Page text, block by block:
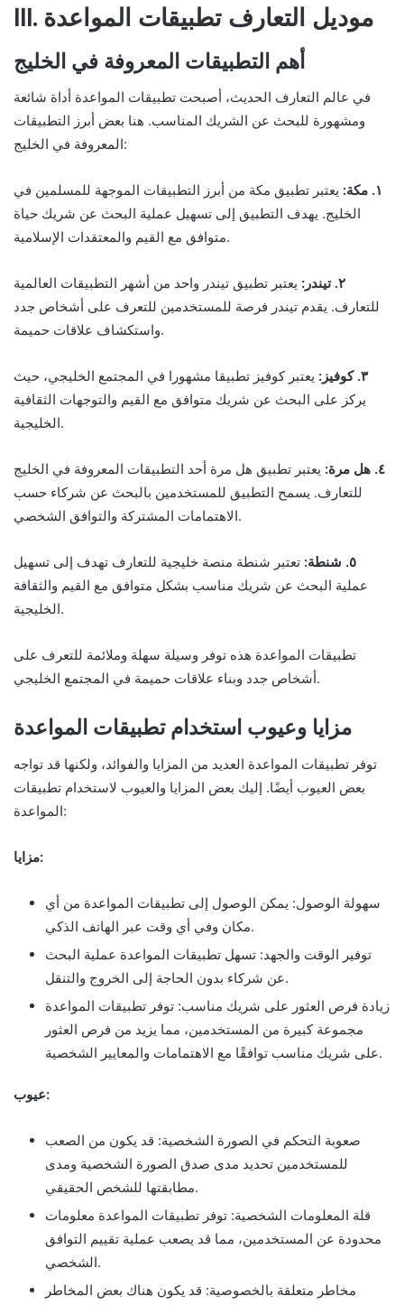
III. موديل التعارف تطبيقات المواعدة
أهم التطبيقات المعروفة في الخليج
في عالم التعارف الحديث، أصبحت تطبيقات المواعدة أداة شائعة
ومشهورة للبحث عن الشريك المناسب. هنا بعض أبرز التطبيقات
المعروفة في الخليج:
١. مكة:
يعتبر تطبيق مكة من أبرز التطبيقات الموجهة للمسلمين في
الخليج. يهدف التطبيق إلى تسهيل عملية البحث عن شريك حياة
متوافق مع القيم والمعتقدات الإسلامية.
٢. تيندر:
يعتبر تطبيق تيندر واحد من أشهر التطبيقات العالمية
للتعارف. يقدم تيندر فرصة للمستخدمين للتعرف على أشخاص جدد
واستكشاف علاقات حميمة.
٣. كوفيز:
يعتبر كوفيز تطبيقا مشهورا في المجتمع الخليجي، حيث
يركز على البحث عن شريك متوافق مع القيم والتوجهات الثقافية
الخليجية.
٤. هل مرة:
يعتبر تطبيق هل مرة أحد التطبيقات المعروفة في الخليج
للتعارف. يسمح التطبيق للمستخدمين بالبحث عن شركاء حسب
الاهتمامات المشتركة والتوافق الشخصي.
٥. شنطة:
تعتبر شنطة منصة خليجية للتعارف تهدف إلى تسهيل
عملية البحث عن شريك مناسب بشكل متوافق مع القيم والثقافة
الخليجية.
تطبيقات المواعدة هذه توفر وسيلة سهلة وملائمة للتعرف على
أشخاص جدد وبناء علاقات حميمة في المجتمع الخليجي.
مزايا وعيوب استخدام تطبيقات المواعدة
توفر تطبيقات المواعدة العديد من المزايا والفوائد، ولكنها قد تواجه
بعض العيوب أيضًا. إليك بعض المزايا والعيوب لاستخدام تطبيقات
المواعدة:
مزايا:
سهولة الوصول: يمكن الوصول إلى تطبيقات المواعدة من أي
مكان وفي أي وقت عبر الهاتف الذكي.
توفير الوقت والجهد: تسهل تطبيقات المواعدة عملية البحث
عن شركاء بدون الحاجة إلى الخروج والتنقل.
زيادة فرص العثور على شريك مناسب: توفر تطبيقات المواعدة
مجموعة كبيرة من المستخدمين، مما يزيد من فرص العثور
على شريك مناسب توافقًا مع الاهتمامات والمعايير الشخصية.
عيوب:
صعوبة التحكم في الصورة الشخصية: قد يكون من الصعب
للمستخدمين تحديد مدى صدق الصورة الشخصية ومدى
مطابقتها للشخص الحقيقي.
قلة المعلومات الشخصية: توفر تطبيقات المواعدة معلومات
محدودة عن المستخدمين، مما قد يصعب عملية تقييم التوافق
الشخصي.
مخاطر متعلقة بالخصوصية: قد يكون هناك بعض المخاطر